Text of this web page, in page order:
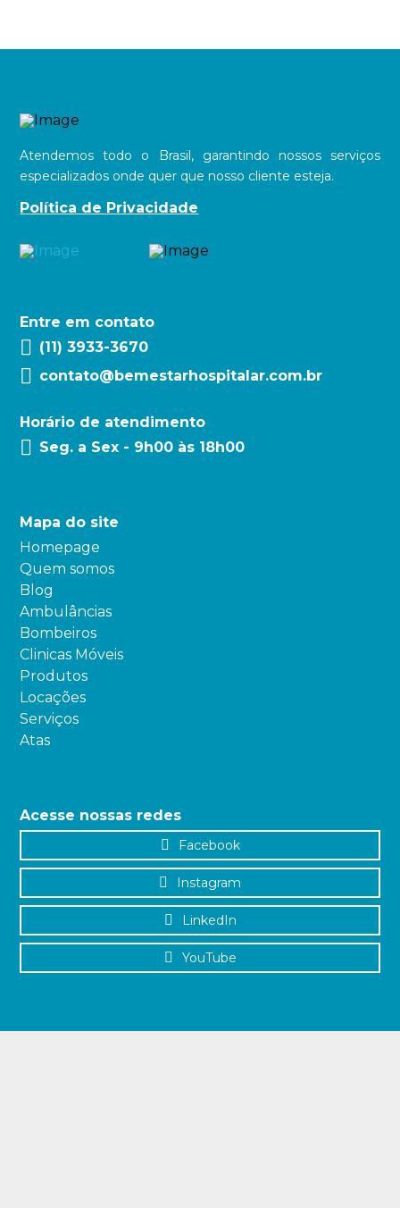
Atendemos todo o Brasil, garantindo nossos serviços
especializados onde quer que nosso cliente esteja.
Política de Privacidade
Entre em contato
(11) 3933-3670
contato@bemestarhospitalar.com.br
Horário de atendimento
Seg. a Sex - 9h00 às 18h00
Mapa do site
Homepage
Quem somos
Blog
Ambulâncias
Bombeiros
Clinicas Móveis
Produtos
Locações
Serviços
Atas
Acesse nossas redes
Facebook
Instagram
LinkedIn
YouTube